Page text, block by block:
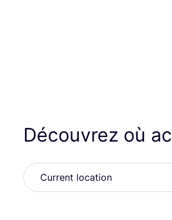
Découvrez où